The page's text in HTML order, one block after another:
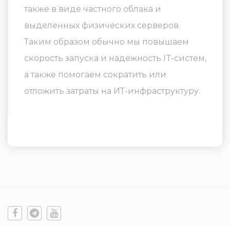
также в виде частного облака и
выделенных физических серверов.
Таким образом обычно мы повышаем
скорость запуска и надёжность IT-систем,
а также помогаем сократить или
отложить затраты на ИТ-инфраструктуру.